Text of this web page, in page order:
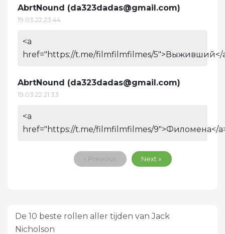
AbrtNound (da323dadas@gmail.com)
19.03.22 23:44
<a
href="https://t.me/filmfilmfilmes/5">Выживший</
AbrtNound (da323dadas@gmail.com)
19.03.22 21:33
<a
href="https://t.me/filmfilmfilmes/9">Филомена</
« Previous Next »
De 10 beste rollen aller tijden van Jack
Nicholson